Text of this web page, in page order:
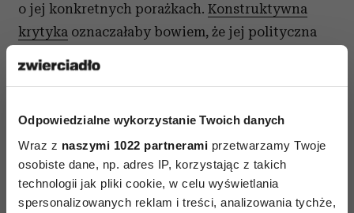
Odpowiedzialne wykorzystanie Twoich danych
Wraz z naszymi 1022 partnerami przetwarzamy Twoje
osobiste dane, np. adres IP, korzystając z takich
technologii jak pliki cookie, w celu wyświetlania
spersonalizowanych reklam i treści, analizowania tychże,
o jej konkretnych porażkach. Konstruktywna
krytyka oznaczałaby bowiem, że jej polityczna
reagowało z nieskrywaną niecierpliwością.
Nawet jej wyborcy żartowali, że czas przestać się
przechwalać, ponieważ nie pomaga to ocieplić jej
chłodnego wizerunku.